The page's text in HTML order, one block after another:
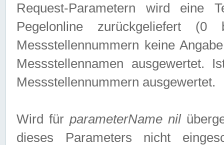
Request-Parametern wird eine
Pegelonline zurückgeliefert
Messstellennummern keine
Messstellennamen ausgewertet.
Messstellennummern ausgewertet.
Wird fürparameterName nil
dieses Parameters nicht